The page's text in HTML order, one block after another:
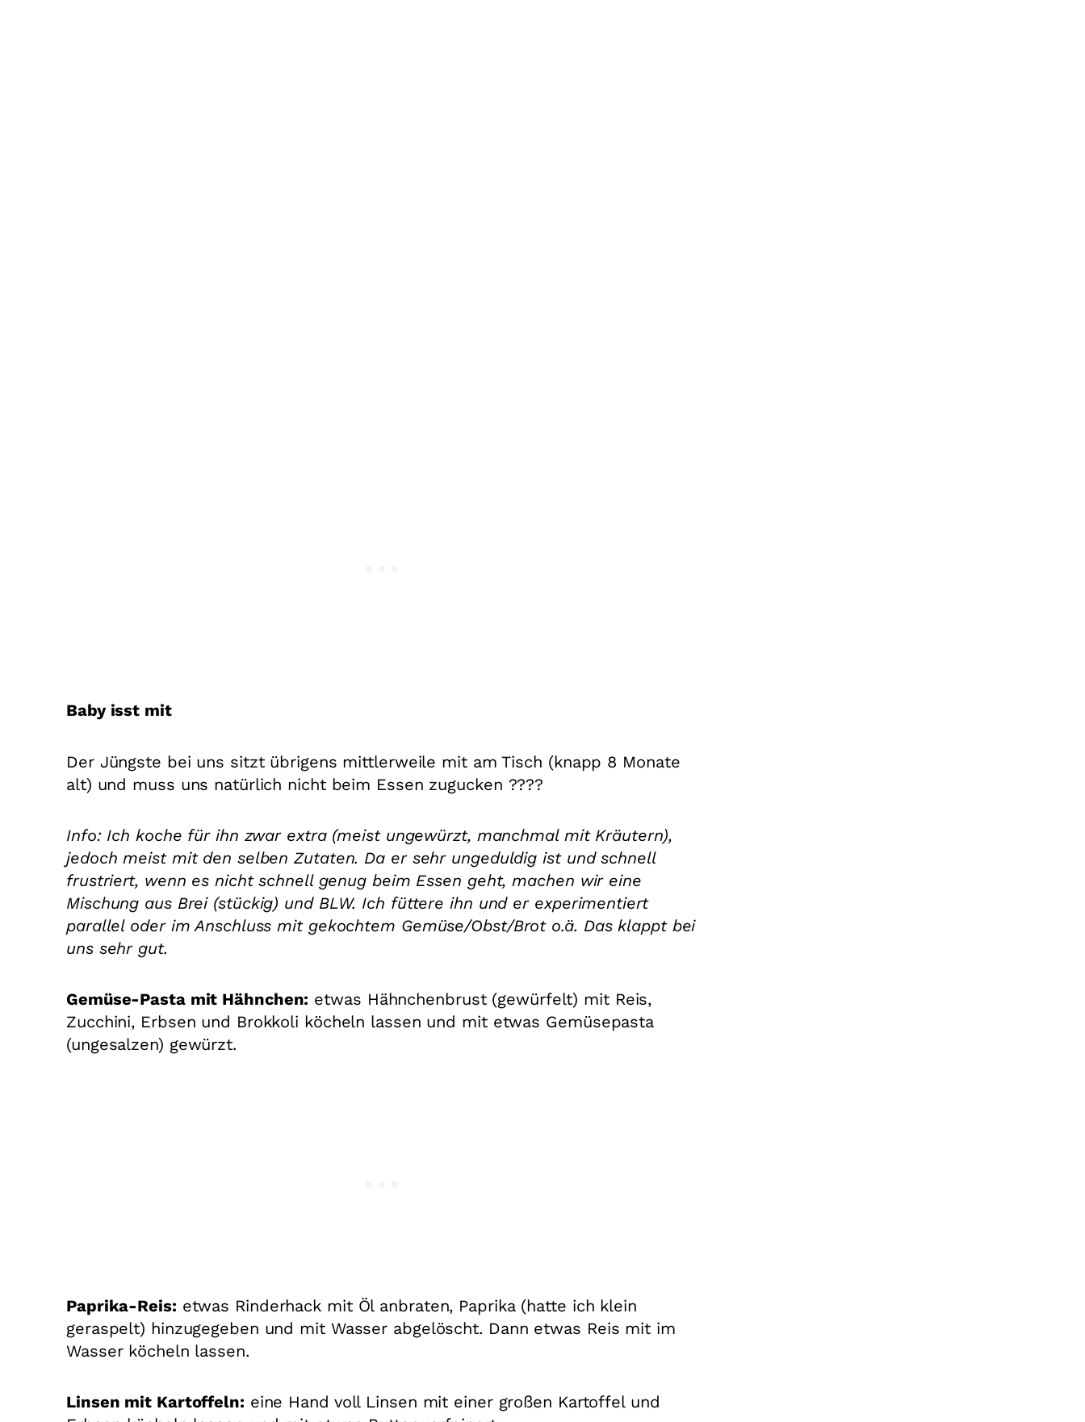
Baby isst mit
Der Jüngste bei uns sitzt übrigens mittlerweile mit am Tisch (knapp 8 Monate
alt) und muss uns natürlich nicht beim Essen zugucken ????
Info: Ich koche für ihn zwar extra (meist ungewürzt, manchmal mit Kräutern),
jedoch meist mit den selben Zutaten. Da er sehr ungeduldig ist und schnell
frustriert, wenn es nicht schnell genug beim Essen geht, machen wir eine
Mischung aus Brei (stückig) und BLW. Ich füttere ihn und er experimentiert
parallel oder im Anschluss mit gekochtem Gemüse/Obst/Brot o.ä. Das klappt bei
uns sehr gut.
Gemüse-Pasta mit Hähnchen: etwas Hähnchenbrust (gewürfelt) mit Reis,
Zucchini, Erbsen und Brokkoli köcheln lassen und mit etwas Gemüsepasta
(ungesalzen) gewürzt.
Paprika-Reis: etwas Rinderhack mit Öl anbraten, Paprika (hatte ich klein
geraspelt) hinzugegeben und mit Wasser abgelöscht. Dann etwas Reis mit im
Wasser köcheln lassen.
Linsen mit Kartoffeln: eine Hand voll Linsen mit einer großen Kartoffel und